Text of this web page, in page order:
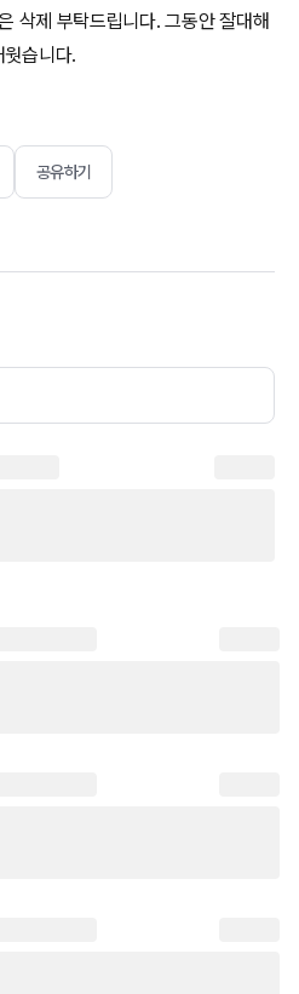
삭제 부탁드립니다. 그동안 잘대해
습니다.
공유하기